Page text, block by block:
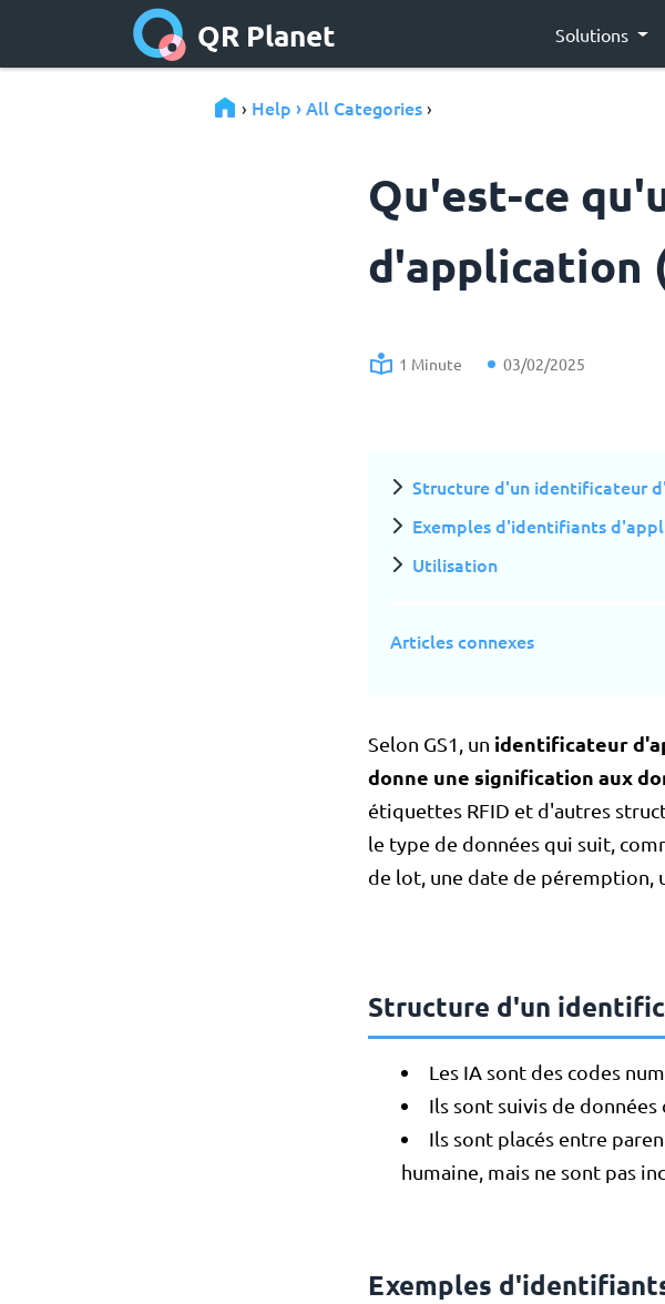
QR Planet Solutions
› Help › All Categories ›
Qu'est-ce
d'application
1 Minute 03/02/2025
Structure d'un identificateur
Exemples d'identifiants
Utilisation
Articles connexes
Selon GS1, un identificateur
donne une signification aux
étiquettes RFID et d'autres
le type de données qui suit,
de lot, une date de péremption,
Structure d'un
Les IA sont des codes
Ils sont suivis de
Ils sont placés entre
humaine, mais ne sont pas
Exemples